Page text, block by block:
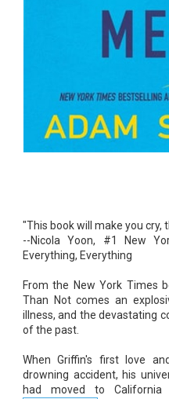
"This book will make you cry,
--Nicola Yoon, #1 New
Everything, Everything
From the New York Times
Than Not comes an
illness, and the devastating
of the past.
When Griffin's first love
drowning accident, his
had moved to